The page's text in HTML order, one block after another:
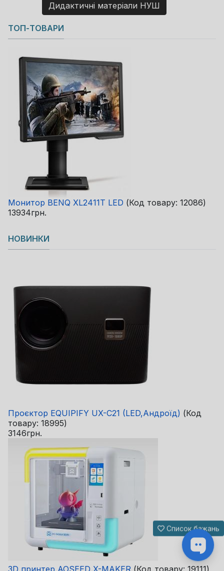
Дидактичні матеріали НУШ
Copyright MAXXmarketing GmbH
JoomShopping Download & Support
ТОП-ТОВАРИ
Монитор BENQ XL2411T LED (Код товару: 12086)
13934грн.
НОВИНКИ
Проєктор EQUIPIFY UX-C21 (LED,Андроїд) (Код
товару: 18995)
3146грн.
3D принтер AOSEED X-MAKER (Код товару: 19111)
Список бажань